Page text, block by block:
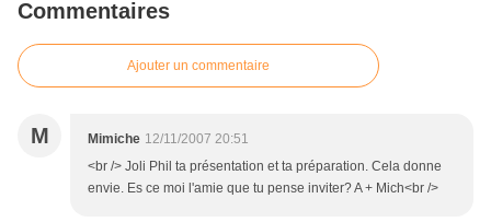
Commentaires
Ajouter un commentaire
M Mimiche 12/11/2007 20:51
<br /> Joli Phil ta présentation et ta préparation. Cela donne
envie. Es ce moi l'amie que tu pense inviter? A + Mich<br />